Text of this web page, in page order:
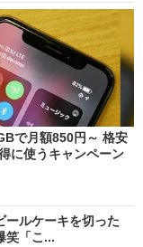
で月額850円～ 格安
に使うキャンペーン
ールケーキを切った
「こ...